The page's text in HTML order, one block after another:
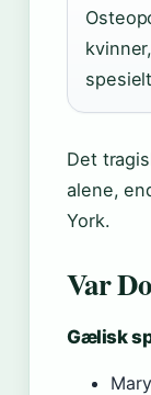
Det
alene,
York.
Var
Gælisk